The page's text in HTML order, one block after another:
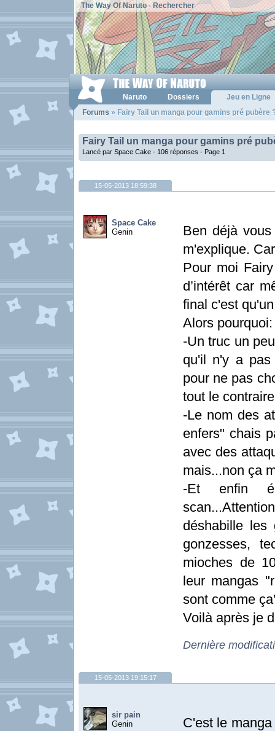
The Way Of Naruto- Rechercher
Naruto Dossiers
Jeu en Ligne
Forums » Fairy Tail un manga pour gamins pré pubère
Fairy Tail un manga pour gamins pré
Lancé par Space Cake - 106 réponses - Page 1
15-05-2013 18:59:38
Space Cake
Genin
Ben déjà
m'explique.
Pour moi
d’intérêt car
final c'est
Alors pourquoi:
-Un truc un
qu'il n'y a pas
pour ne pas
tout le
-Le nom des
enfers" chais
avec des
mais...non ça
-Et enfin
déshabille
gonzesses,
mioches de
leur mangas
sont comme
Voilà après je
Dernière
15-05-2013 19:15:17
sir pain
Genin
C'est le